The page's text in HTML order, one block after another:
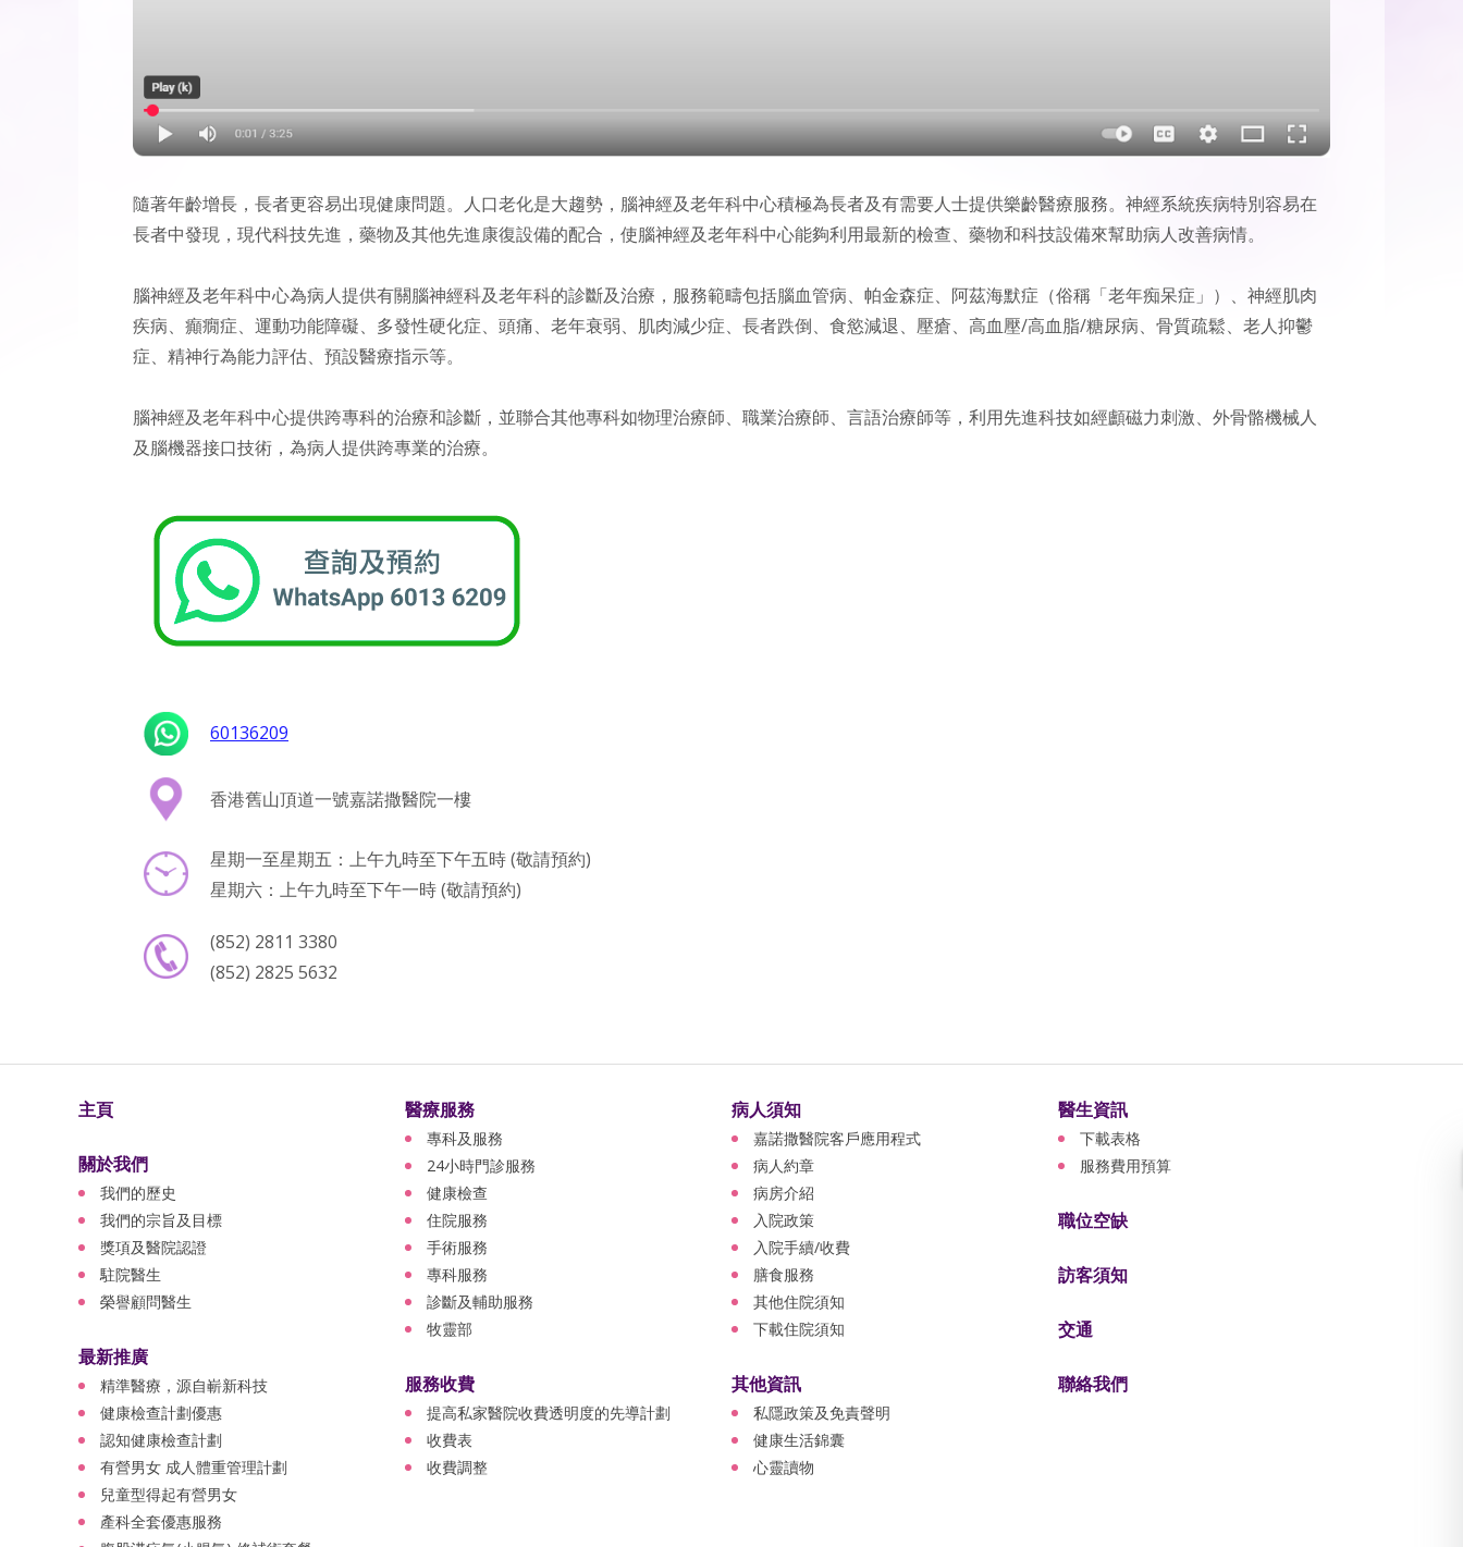
隨著年齡增長，長者更容易出現健康問題。人口老化是大趨勢，腦神經及老年科中心積極為長者及有需要人士提供樂齡醫療服務。神經系統疾病特別容易在
長者中發現，現代科技先進，藥物及其他先進康復設備的配合，使腦神經及老年科中心能夠利用最新的檢查、藥物和科技設備來幫助病人改善病情。
腦神經及老年科中心為病人提供有關腦神經科及老年科的診斷及治療，服務範疇包括腦血管病、帕金森症、阿茲海默症（俗稱「老年痴呆症」）、神經肌肉
疾病、癲癇症、運動功能障礙、多發性硬化症、頭痛、老年衰弱、肌肉減少症、長者跌倒、食慾減退、壓瘡、高血壓/高血脂/糖尿病、骨質疏鬆、老人抑鬱
症、精神行為能力評估、預設醫療指示等。
腦神經及老年科中心提供跨專科的治療和診斷，並聯合其他專科如物理治療師、職業治療師、言語治療師等，利用先進科技如經顱磁力刺激、外骨骼機械人
及腦機器接口技術，為病人提供跨專業的治療。
60136209
香港舊山頂道一號嘉諾撒醫院一樓
星期一至星期五：上午九時至下午五時 (敬請預約)
星期六：上午九時至下午一時 (敬請預約)
(852) 2811 3380
(852) 2825 5632
主頁
關於我們
我們的歷史
我們的宗旨及目標
獎項及醫院認證
駐院醫生
榮譽顧問醫生
最新推廣
精準醫療，源自嶄新科技
健康檢查計劃優惠
認知健康檢查計劃
有營男女 成人體重管理計劃
兒童型得起有營男女
產科全套優惠服務
醫療服務
專科及服務
24小時門診服務
健康檢查
住院服務
手術服務
專科服務
診斷及輔助服務
牧靈部
服務收費
提高私家醫院收費透明度的先導計劃
收費表
收費調整
病人須知
嘉諾撒醫院客戶應用程式
病人約章
病房介紹
入院政策
入院手續/收費
膳食服務
其他住院須知
下載住院須知
其他資訊
私隱政策及免責聲明
健康生活錦囊
心靈讀物
醫生資訊
下載表格
服務費用預算
職位空缺
訪客須知
交通
聯絡我們